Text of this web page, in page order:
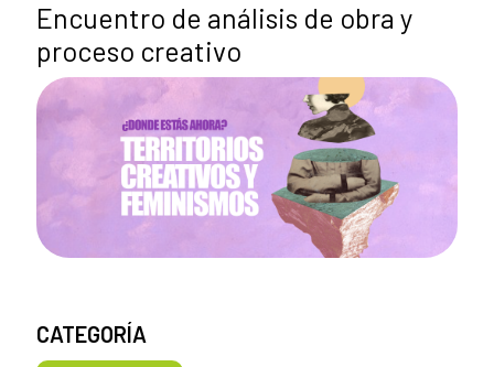
Encuentro de análisis de obra y
proceso creativo
CATEGORÍA